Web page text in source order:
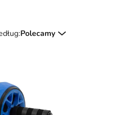
Polecamy